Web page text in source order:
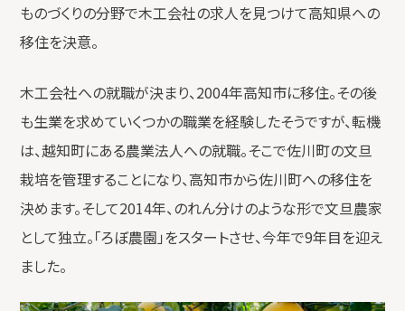
ものづくりの分野で木工会社の求人を見つけて高知県への
移住を決意。
木工会社への就職が決まり、2004年高知市に移住。その後
も生業を求めていくつかの職業を経験したそうですが、転機
は、越知町にある農業法人への就職。そこで佐川町の文旦
栽培を管理することになり、高知市から佐川町への移住を
決めます。そして2014年、のれん分けのような形で文旦農家
として独立。「ろぼ農園」をスタートさせ、今年で9年目を迎え
ました。